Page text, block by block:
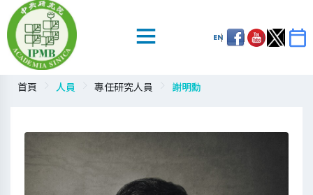
EN
首頁 人員 專任研究人員 謝明勳